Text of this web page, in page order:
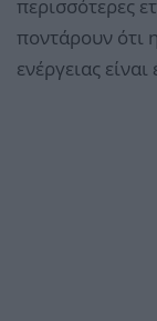
περισσότερες
ποντάρουν ότι
ενέργειας